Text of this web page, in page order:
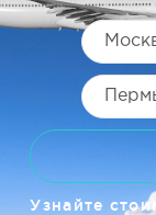
Узнайте